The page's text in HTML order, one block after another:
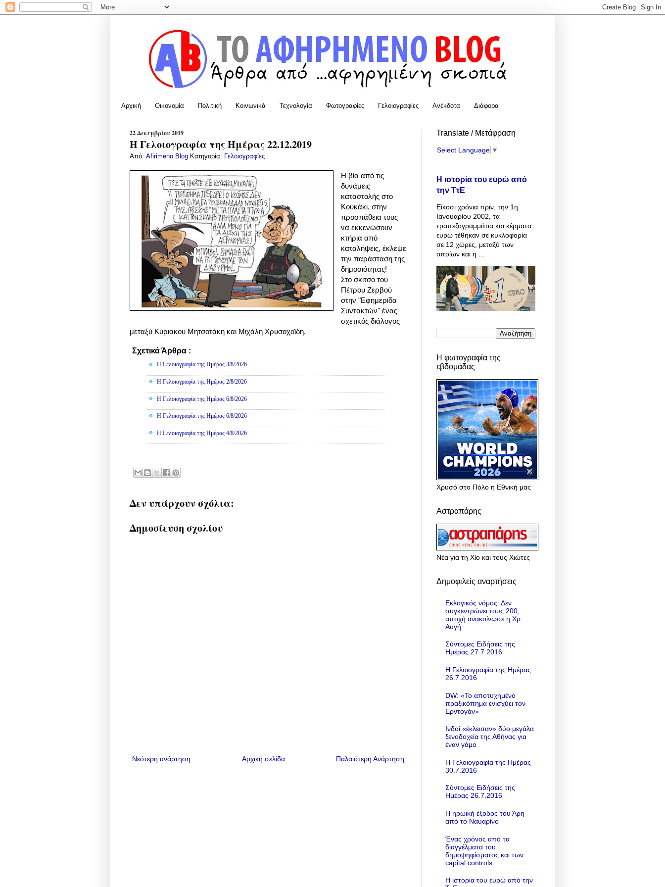
Αρχική Οικονομία Πολιτική Κοινωνικά Τεχνολογία Φωτογραφίες Γελοιογραφίες Ανέκδοτα Διάφορα
22 Δεκεμβρίου 2019
Η Γελοιογραφία της Ημέρας 22.12.2019
Από: Afirimeno Blog Κατηγορία: Γελοιογραφίες
Η βία από τις
δυνάμεις
καταστολής στο
Κουκάκι, στην
προσπάθεια τους
να εκκενώσουν
κτήρια από
καταλήψεις, έκλεψε
την παράσταση της
δημοσιότητας!
Στο σκίτσο του
Πέτρου Ζερβού
στην "Εφημερίδα
Συντακτών" ένας
σχετικός διάλογος
μεταξύ Κυριακου Μητσοτάκη και Μιχάλη Χρυσοχοϊδη.
Σχετικά Άρθρα :
Η Γελοιογραφία της Ημέρας 3/8/2026
Η Γελοιογραφία της Ημέρας 2/8/2026
Η Γελοιογραφία της Ημέρας 6/8/2026
Η Γελοιογραφία της Ημέρας 6/8/2026
Η Γελοιογραφία της Ημέρας 4/8/2026
Δεν υπάρχουν σχόλια:
Δημοσίευση σχολίου
Νεότερη ανάρτηση Παλαιότερη Ανάρτηση
Αρχική σελίδα
Translate / Μετάφραση
Select Language ▼
Η ιστορία του ευρώ από
την ΤτΕ
Είκοσι χρόνια πριν, την 1η
Ιανουαρίου 2002, τα
τραπεζογραμμάτια και κέρματα
ευρώ τέθηκαν σε κυκλοφορία
σε 12 χώρες, μεταξύ των
οποίων και η ...
Η φωτογραφία της
εβδομάδας
Χρυσό στο Πόλο η Εθνική μας
Αστραπάρης
Νέα για τη Χίο και τους Χιώτες
Δημοφιλείς αναρτήσεις
Εκλογικός νόμος: Δεν
συγκεντρώνει τους 200,
αποχή ανακοίνωσε η Χρ.
Αυγή
Σύντομες Ειδήσεις της
Ημέρας 27.7.2016
Η Γελοιογραφία της Ημέρας
26.7.2016
DW: «To αποτυχημένο
πραξικόπημα ενισχύει τον
Ερντογάν»
Ινδοί «έκλεισαν» δύο μεγάλα
ξενοδοχεία της Αθήνας για
έναν γάμο
Η Γελοιογραφία της Ημέρας
30.7.2016
Σύντομες Ειδήσεις της
Ημέρας 26.7.2016
Η ηρωική έξοδος του Άρη
από το Ναυαρίνο
Ένας χρόνος από τα
διαγγέλματα του
δημοψηφίσματος και των
capital controls
Η ιστορία του ευρώ από την